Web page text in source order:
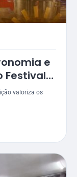
e
Festival
2026
valoriza os